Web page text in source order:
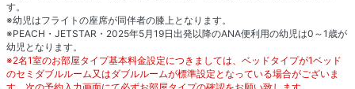
す。
※幼児はフライトの座席が同伴者の膝上となります。
※PEACH・JETSTAR・2025年5月19日出発以降のANA便利用の幼児は0～1歳が
幼児となります。
※2名1室のお部屋タイプ基本料金設定につきましては、ベッドタイプが1ベッド
のセミダブルルーム又はダブルルームが標準設定となっている場合がございま